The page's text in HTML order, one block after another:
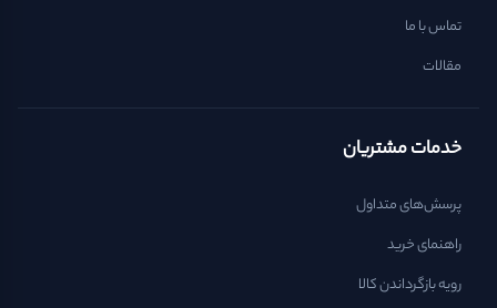
تماس با ما
مقالات
خدمات مشتریان
پرسش‌های متداول
راهنمای خرید
رویه بازگرداندن کالا